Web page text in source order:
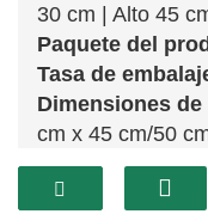
30 cm | Alto 45
Paquete del
Tasa de
Dimensiones
cm x 45 cm/50
La serie de
incluye tres